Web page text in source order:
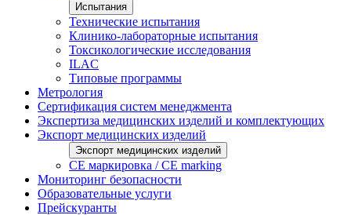
Испытания
Технические испытания
Клинико-лабораторные испытания
Токсикологические исследования
ILAС
Типовые программы
Метрология
Сертификация систем менеджмента
Экспертиза медицинских изделий и комплектующих
Экспорт медицинских изделий
Экспорт медицинских изделий
CE маркировка / CE marking
Мониторинг безопасности
Образовательные услуги
Прейскуранты